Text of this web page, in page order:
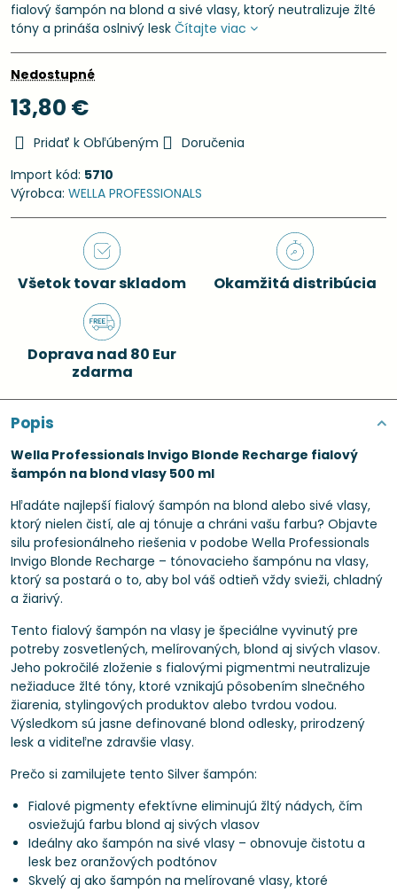
fialový šampón na blond a sivé vlasy, ktorý neutralizuje žlté
tóny a prináša oslnivý lesk Čítajte viac
Nedostupné
13,80 €
Pridať k Obľúbeným
Doručenia
Import kód: 5710
Výrobca: WELLA PROFESSIONALS
Všetok tovar skladom Okamžitá distribúcia
Doprava nad 80 Eur
zdarma
Popis
Wella Professionals Invigo Blonde Recharge fialový
šampón na blond vlasy 500 ml
Hľadáte najlepší fialový šampón na blond alebo sivé vlasy,
ktorý nielen čistí, ale aj tónuje a chráni vašu farbu? Objavte
silu profesionálneho riešenia v podobe Wella Professionals
Invigo Blonde Recharge – tónovacieho šampónu na vlasy,
ktorý sa postará o to, aby bol váš odtieň vždy svieži, chladný
a žiarivý.
Tento fialový šampón na vlasy je špeciálne vyvinutý pre
potreby zosvetlených, melírovaných, blond aj sivých vlasov.
Jeho pokročilé zloženie s fialovými pigmentmi neutralizuje
nežiaduce žlté tóny, ktoré vznikajú pôsobením slnečného
žiarenia, stylingových produktov alebo tvrdou vodou.
Výsledkom sú jasne definované blond odlesky, prirodzený
lesk a viditeľne zdravšie vlasy.
Prečo si zamilujete tento Silver šampón:
Fialové pigmenty efektívne eliminujú žltý nádych, čím
osviežujú farbu blond aj sivých vlasov
Ideálny ako šampón na sivé vlasy – obnovuje čistotu a
lesk bez oranžových podtónov
Skvelý aj ako šampón na melírované vlasy, ktoré